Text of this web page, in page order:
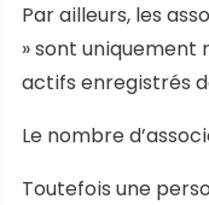
Par ailleurs, les
» sont uniquement
actifs enregistrés
Le nombre
Toutefois une